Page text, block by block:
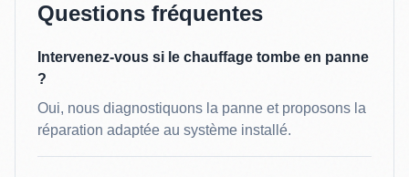
Questions fréquentes
Intervenez-vous si le chauffage tombe en panne
?
Oui, nous diagnostiquons la panne et proposons la
réparation adaptée au système installé.